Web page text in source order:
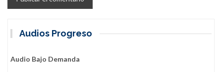
Audios Progreso
Audio Bajo Demanda